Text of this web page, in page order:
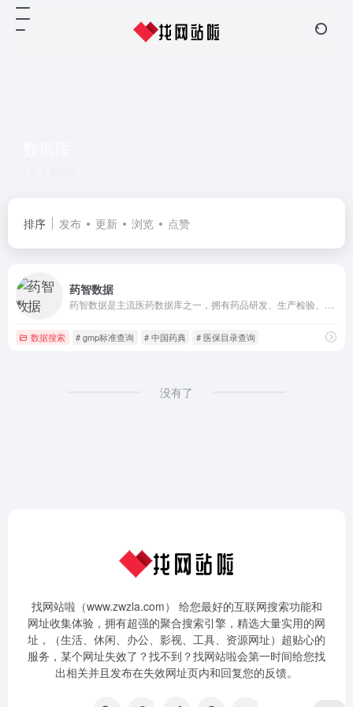
排序 发布 更新 浏览 点赞
药智数据
数据搜索 # gmp标准查询 # 中国药典 # 医保目录查询
没有了
找网站啦（www.zwzla.com） 给您最好的互联网搜索功能和
网址收集体验，拥有超强的聚合搜索引擎，精选大量实用的网
址，（生活、休闲、办公、影视、工具、资源网址）超贴心的
服务，某个网址失效了？找不到？找网站啦会第一时间给您找
出相关并且发布在失效网址页内和回复您的反馈。